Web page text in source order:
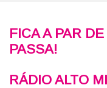
FICA A PAR
PASSA!
RÁDIO ALTO